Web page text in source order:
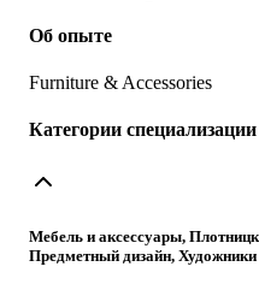
Об опыте
Furniture & Accessories
Категории специализации
Мебель и аксессуары,
Предметный дизайн, Художники